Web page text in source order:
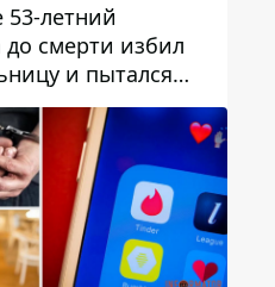
летний
смерти избил
и пытался